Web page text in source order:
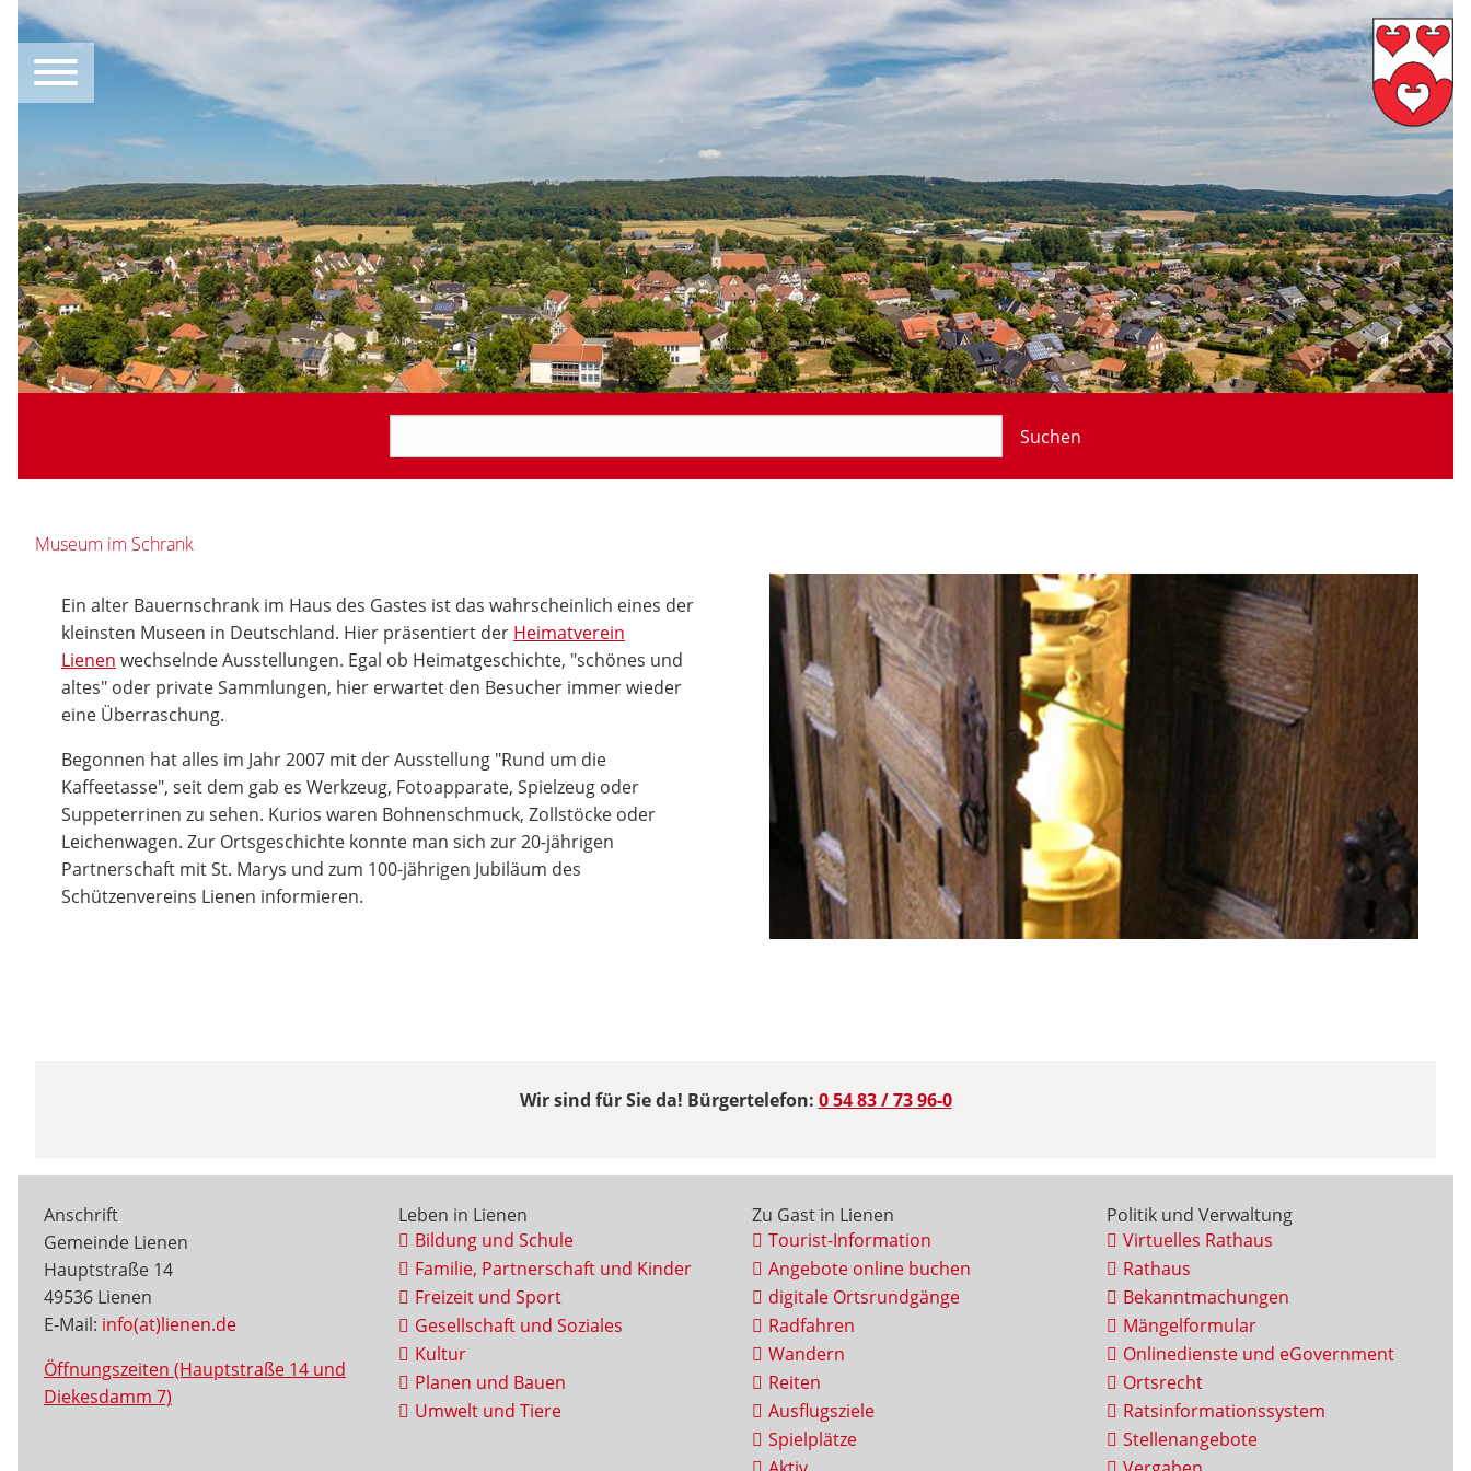
Suchen
Museum im Schrank
Ein alter Bauernschrank im Haus des Gastes ist das wahrscheinlich eines der
kleinsten Museen in Deutschland. Hier präsentiert der Heimatverein
Lienen wechselnde Ausstellungen. Egal ob Heimatgeschichte, "schönes und
altes" oder private Sammlungen, hier erwartet den Besucher immer wieder
eine Überraschung.
Begonnen hat alles im Jahr 2007 mit der Ausstellung "Rund um die
Kaffeetasse", seit dem gab es Werkzeug, Fotoapparate, Spielzeug oder
Suppeterrinen zu sehen. Kurios waren Bohnenschmuck, Zollstöcke oder
Leichenwagen. Zur Ortsgeschichte konnte man sich zur 20-jährigen
Partnerschaft mit St. Marys und zum 100-jährigen Jubiläum des
Schützenvereins Lienen informieren.
Wir sind für Sie da! Bürgertelefon: 0 54 83 / 73 96-0
Anschrift
Gemeinde Lienen
Hauptstraße 14
49536 Lienen
E-Mail: info(at)lienen.de
Öffnungszeiten (Hauptstraße 14 und
Diekesdamm 7)
Leben in Lienen
Bildung und Schule
Familie, Partnerschaft und Kinder
Freizeit und Sport
Gesellschaft und Soziales
Kultur
Planen und Bauen
Umwelt und Tiere
Zu Gast in Lienen
Tourist-Information
Angebote online buchen
digitale Ortsrundgänge
Radfahren
Wandern
Reiten
Ausflugsziele
Spielplätze
Politik und Verwaltung
Virtuelles Rathaus
Rathaus
Bekanntmachungen
Mängelformular
Onlinedienste und eGovernment
Ortsrecht
Ratsinformationssystem
Stellenangebote